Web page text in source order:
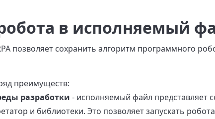
в исполняемый
позволяет сохранить алгоритм программного
преимуществ:
разработки - исполняемый файл
и библиотеки. Это позволяет запускать